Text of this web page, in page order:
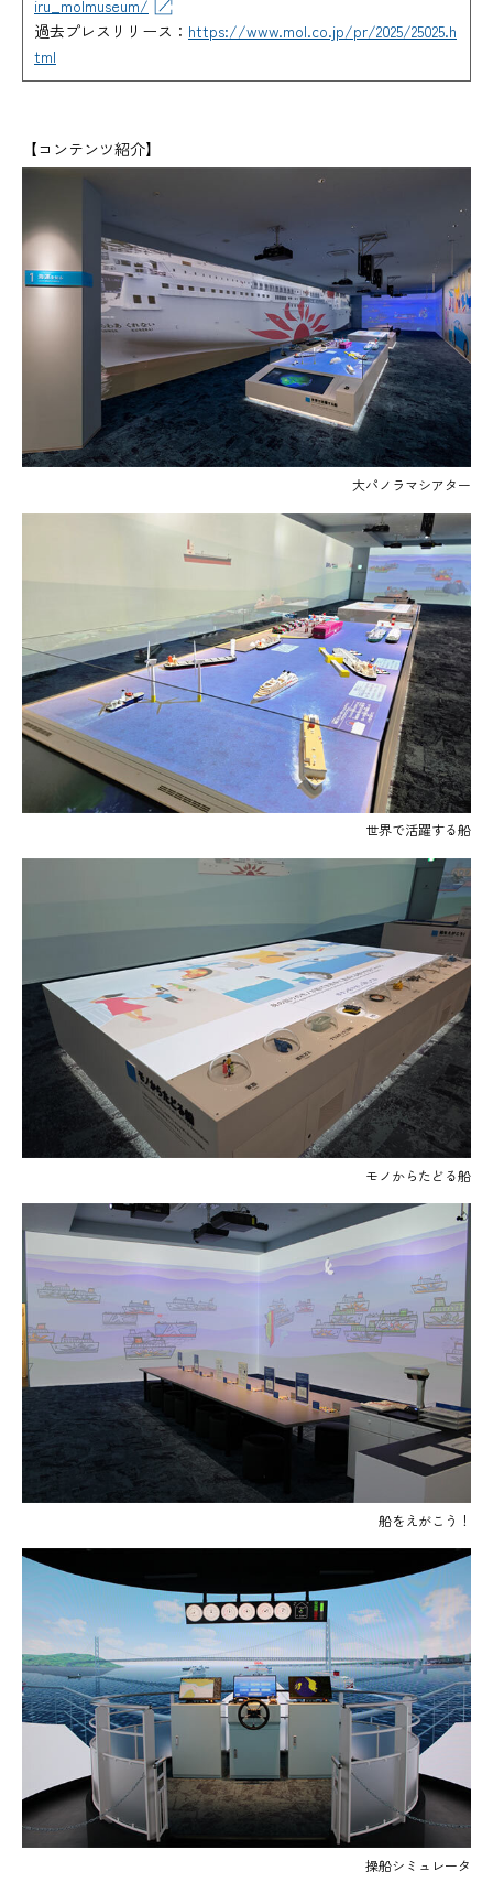
iru_molmuseum/
過去プレスリリース： https://www.mol.co.jp/pr/2025/25025.h
tml
【コンテンツ紹介】
大パノラマシアター
世界で活躍する船
モノからたどる船
船をえがこう！
操船シミュレータ